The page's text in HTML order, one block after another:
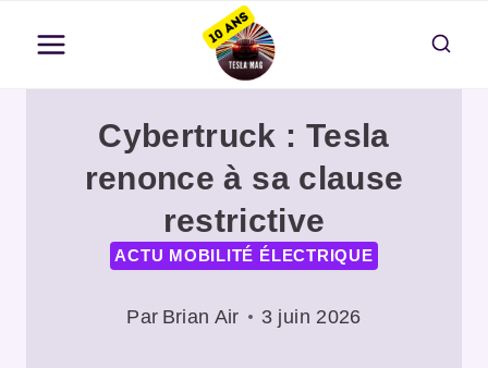
contenu
Cybertruck : Tesla
renonce à sa clause
restrictive
ACTU MOBILITÉ ÉLECTRIQUE
Par Brian Air 3 juin 2026